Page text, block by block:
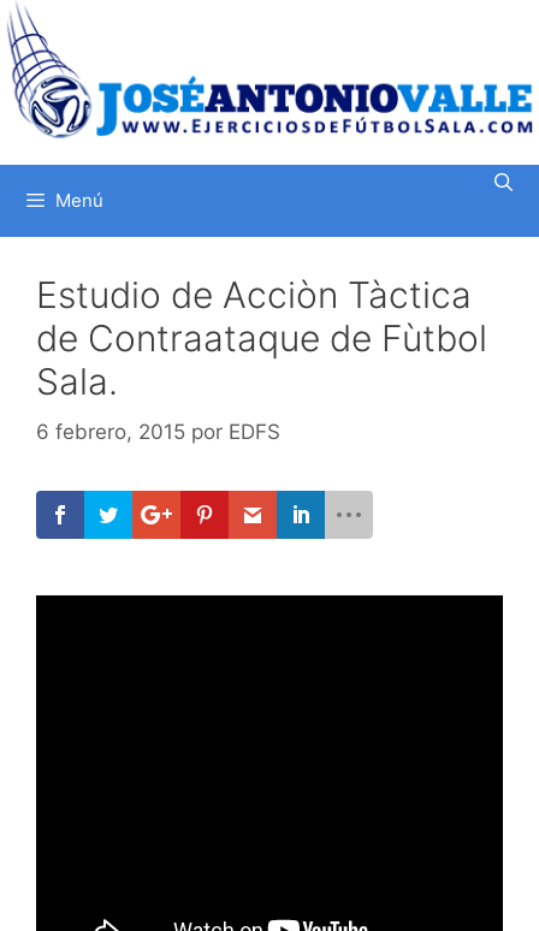
Saltar
al
contenido
Menú
Estudio de Acciòn Tàctica
de Contraataque de Fùtbol
Sala.
6 febrero, 2015 por EDFS